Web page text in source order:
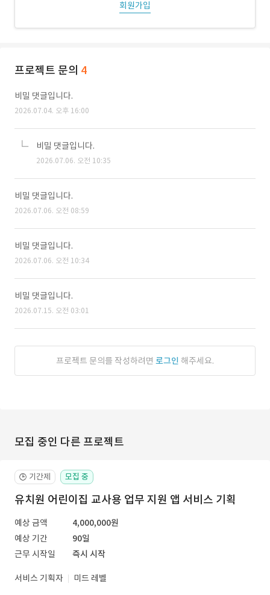
회원가입
프로젝트 문의 4
비밀 댓글입니다.
2026.07.04. 오후 16:00
비밀 댓글입니다.
2026.07.06. 오전 10:35
비밀 댓글입니다.
2026.07.06. 오전 08:59
비밀 댓글입니다.
2026.07.06. 오전 10:34
비밀 댓글입니다.
2026.07.15. 오전 03:01
프로젝트 문의를 작성하려면 로그인 해주세요.
모집 중인 다른 프로젝트
🕒 기간제 모집 중
유치원 어린이집 교사용 업무 지원 앱 서비스 기획
예상 금액
4,000,000원
예상 기간
90일
근무 시작일
즉시 시작
서비스 기획자 미드 레벨